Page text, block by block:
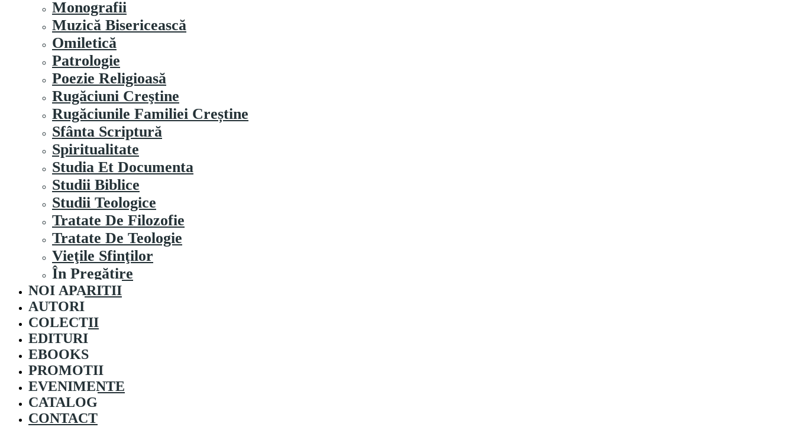
Monografii
Muzică Bisericească
Omiletică
Patrologie
Poezie Religioasă
Rugăciuni Creştine
Rugăciunile Familiei Creștine
Sfânta Scriptură
Spiritualitate
Studia Et Documenta
Studii Biblice
Studii Teologice
Tratate De Filozofie
Tratate De Teologie
Vieţile Sfinţilor
În Pregătire
NOI APARITII
AUTORI
COLECȚII
EDITURI
EBOOKS
PROMOȚII
EVENIMENTE
CATALOG
CONTACT